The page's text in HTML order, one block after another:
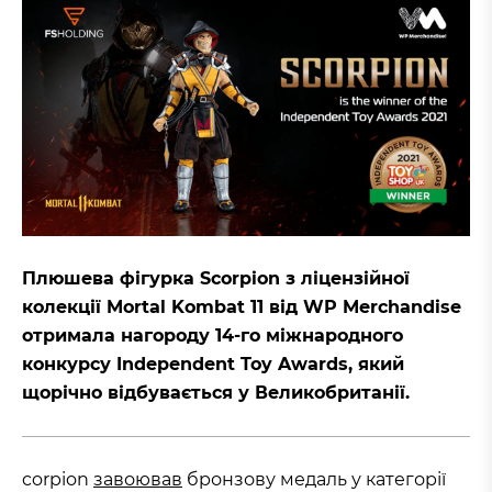
Плюшева фігурка Scorpion з ліцензійної
колекції Mortal Kombat 11 від WP Merchandise
отримала нагороду 14-го міжнародного
конкурсу Independent Toy Awards, який
щорічно відбувається у Великобританії.
corpion завоював бронзову медаль у категорії